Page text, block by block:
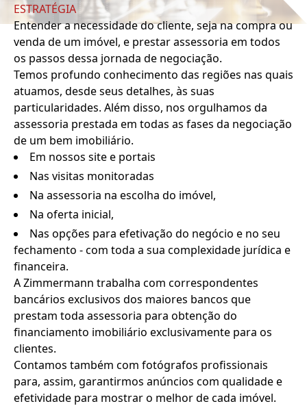
ESTRATÉGIA
Entender a necessidade do cliente, seja na compra ou
venda de um imóvel, e prestar assessoria em todos
os passos dessa jornada de negociação.
Temos profundo conhecimento das regiões nas quais
atuamos, desde seus detalhes, às suas
particularidades. Além disso, nos orgulhamos da
assessoria prestada em todas as fases da negociação
de um bem imobiliário.
Em nossos site e portais
Nas visitas monitoradas
Na assessoria na escolha do imóvel,
Na oferta inicial,
Nas opções para efetivação do negócio e no seu
fechamento - com toda a sua complexidade jurídica e
financeira.
A Zimmermann trabalha com correspondentes
bancários exclusivos dos maiores bancos que
prestam toda assessoria para obtenção do
financiamento imobiliário exclusivamente para os
clientes.
Contamos também com fotógrafos profissionais
para, assim, garantirmos anúncios com qualidade e
efetividade para mostrar o melhor de cada imóvel.